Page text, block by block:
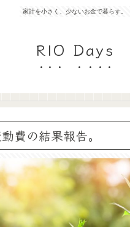
家計を小さく、少ないお金で暮らす。
RIO Days
費の結果報告。